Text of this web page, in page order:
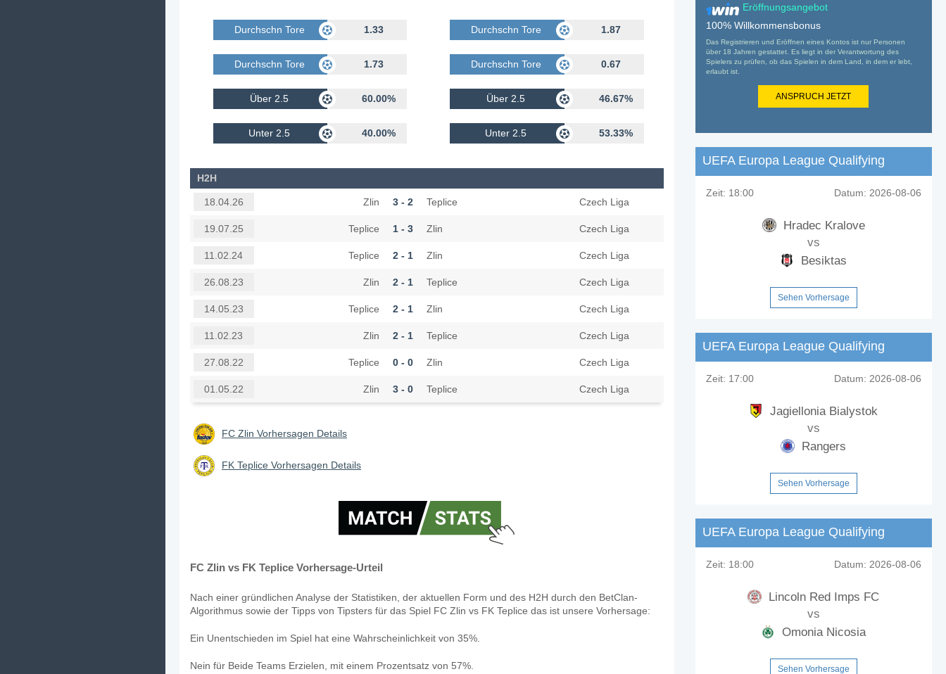
Durchschn Tore Geschossen 1.33
Durchschn Tore Erhalten 1.73
Über 2.5 60.00%
Unter 2.5 40.00%
Durchschn Tore Geschossen 1.87
Durchschn Tore Erhalten 0.67
Über 2.5 46.67%
Unter 2.5 53.33%
H2H
18.04.26 Zlin 3 - 2 Teplice Czech Liga
19.07.25 Teplice 1 - 3 Zlin Czech Liga
11.02.24 Teplice 2 - 1 Zlin Czech Liga
26.08.23 Zlin 2 - 1 Teplice Czech Liga
14.05.23 Teplice 2 - 1 Zlin Czech Liga
11.02.23 Zlin 2 - 1 Teplice Czech Liga
27.08.22 Teplice 0 - 0 Zlin Czech Liga
01.05.22 Zlin 3 - 0 Teplice Czech Liga
FC Zlin Vorhersagen Details
FK Teplice Vorhersagen Details
FC Zlin vs FK Teplice Vorhersage-Urteil
Nach einer gründlichen Analyse der Statistiken, der aktuellen Form und des H2H durch den BetClan-
Algorithmus sowie der Tipps von Tipsters für das Spiel FC Zlin vs FK Teplice das ist unsere Vorhersage:
Ein Unentschieden im Spiel hat eine Wahrscheinlichkeit von 35%.
Nein für Beide Teams Erzielen, mit einem Prozentsatz von 57%.
Eröffnungsangebot
100% Willkommensbonus
Das Registrieren und Eröffnen eines Kontos ist nur Personen
über 18 Jahren gestattet. Es liegt in der Verantwortung des
Spielers zu prüfen, ob das Spielen in dem Land, in dem er lebt,
erlaubt ist.
ANSPRUCH JETZT
UEFA Europa League Qualifying
Zeit: 18:00 Datum: 2026-08-06
Hradec Kralove
vs
Besiktas
Sehen Vorhersage
UEFA Europa League Qualifying
Zeit: 17:00 Datum: 2026-08-06
Jagiellonia Bialystok
vs
Rangers
Sehen Vorhersage
UEFA Europa League Qualifying
Zeit: 18:00 Datum: 2026-08-06
Lincoln Red Imps FC
vs
Omonia Nicosia
Sehen Vorhersage